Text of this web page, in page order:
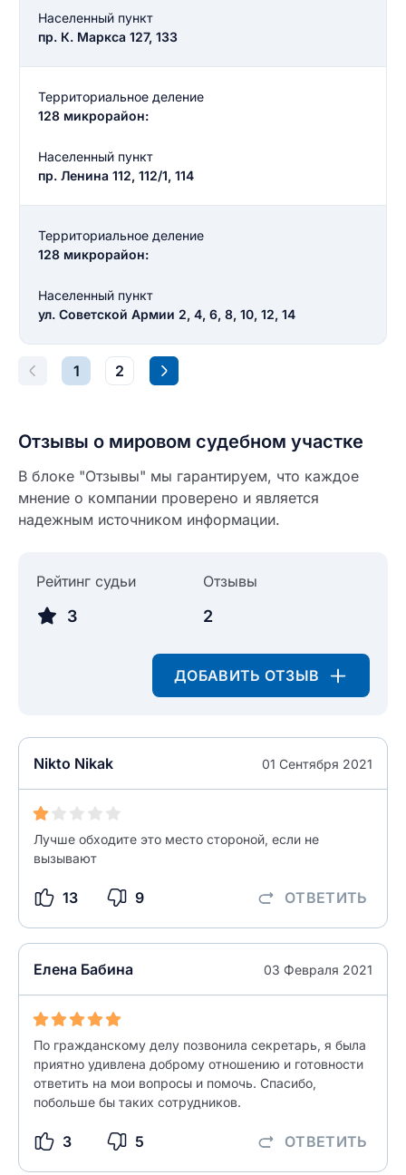
Населенный пункт
пр. К. Маркса 127, 133
Территориальное деление
128 микрорайон:
Населенный пункт
пр. Ленина 112, 112/1, 114
Территориальное деление
128 микрорайон:
Населенный пункт
ул. Советской Армии 2, 4, 6, 8, 10, 12, 14
1 2
Отзывы о мировом судебном участке
В блоке "Отзывы" мы гарантируем, что каждое
мнение о компании проверено и является
надежным источником информации.
Рейтинг судьи
3
Отзывы
2
ДОБАВИТЬ ОТЗЫВ
Nikto Nikak 01 Сентября 2021
Лучше обходите это место стороной, если не
вызывают
13 9 ОТВЕТИТЬ
Елена Бабина 03 Февраля 2021
По гражданскому делу позвонила секретарь, я была
приятно удивлена доброму отношению и готовности
ответить на мои вопросы и помочь. Спасибо,
побольше бы таких сотрудников.
3 5 ОТВЕТИТЬ
Введите свое имя
Введите свой e-mail
Текст отзыва
ОСТАВИТЬ ОТЗЫВ
Введите свое имя
0/500
разрешить публикацию отзыва